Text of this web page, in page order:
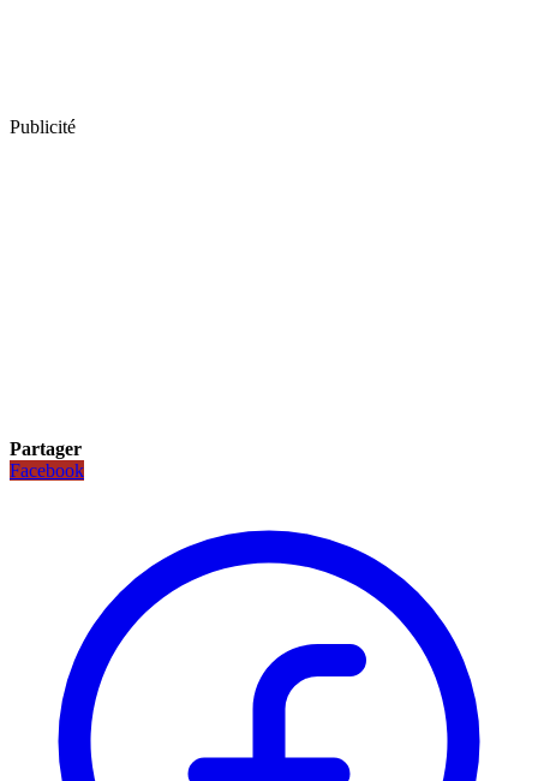
Publicité
Partager
Facebook